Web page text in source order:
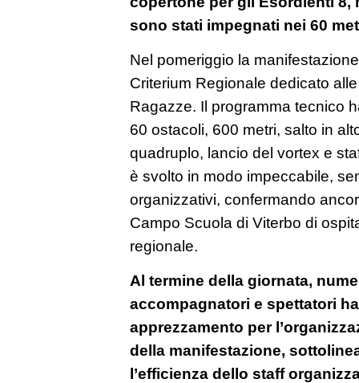
sono stati impegnati nei 60
Nel pomeriggio la
Criterium Regionale dedicato
Ragazze. Il programma tecnico
60 ostacoli, 600 metri, salto in
quadruplo, lancio del vortex e
è svolto in modo impeccabile,
organizzativi, confermando
Campo Scuola di Viterbo di
regionale.
Al termine della giornata,
accompagnatori e spettatori
apprezzamento per
della manifestazione,
l’efficienza dello staff